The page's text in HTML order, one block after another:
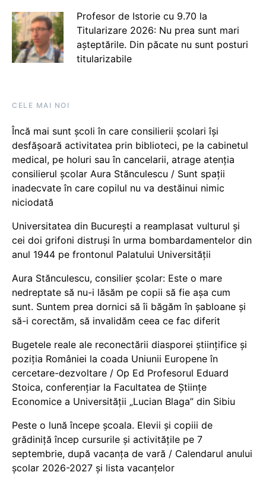
Profesor de Istorie cu 9.70 la
Titularizare 2026: Nu prea sunt mari
așteptările. Din păcate nu sunt posturi
titularizabile
CELE MAI NOI
Încă mai sunt școli în care consilierii școlari își
desfășoară activitatea prin biblioteci, pe la cabinetul
medical, pe holuri sau în cancelarii, atrage atenția
consilierul școlar Aura Stănculescu / Sunt spații
inadecvate în care copilul nu va destăinui nimic
niciodată
Universitatea din București a reamplasat vulturul și
cei doi grifoni distruși în urma bombardamentelor din
anul 1944 pe frontonul Palatului Universității
Aura Stănculescu, consilier școlar: Este o mare
nedreptate să nu-i lăsăm pe copii să fie așa cum
sunt. Suntem prea dornici să îi băgăm în șabloane și
să-i corectăm, să invalidăm ceea ce fac diferit
Bugetele reale ale reconectării diasporei științifice și
poziția României la coada Uniunii Europene în
cercetare-dezvoltare / Op Ed Profesorul Eduard
Stoica, conferențiar la Facultatea de Științe
Economice a Universității „Lucian Blaga” din Sibiu
Peste o lună începe școala. Elevii și copiii de
grădiniță încep cursurile și activitățile pe 7
septembrie, după vacanța de vară / Calendarul anului
școlar 2026-2027 și lista vacanțelor